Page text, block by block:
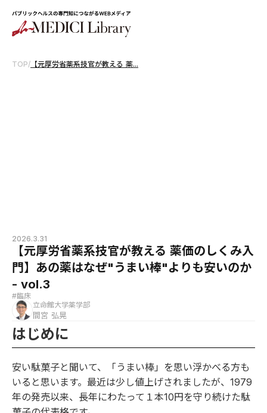
TOP/ 【元厚労省薬系技官が教える 薬...
2026.3.31
【元厚労省薬系技官が教える 薬価のしくみ入
門】あの薬はなぜ"うまい棒"よりも安いのか
- vol.3
#臨床
立命館大学薬学部
間宮 弘晃
はじめに
安い駄菓子と聞いて、「うまい棒」を思い浮かべる方も
いると思います。最近は少し値上げされましたが、1979
年の発売以来、長年にわたって１本10円を守り続けた駄